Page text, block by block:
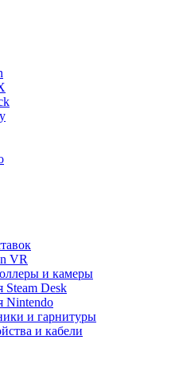
VR
и камеры
Steam Desk
Nintendo
и гарнитуры
и кабели